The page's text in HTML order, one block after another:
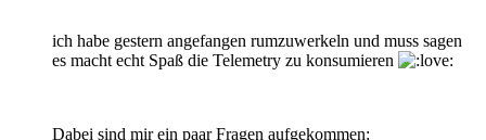
ich habe gestern angefangen rumzuwerkeln und muss sagen
es macht echt Spaß die Telemetry zu konsumieren
Dabei sind mir ein paar Fragen aufgekommen: